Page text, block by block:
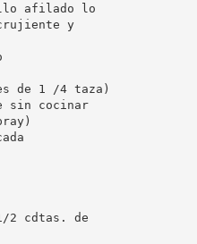
afilado lo
y
de 1 /4 taza)
sin cocinar
2 cdtas. de